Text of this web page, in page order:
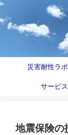
災害耐性ラ
サービス
地震保険の